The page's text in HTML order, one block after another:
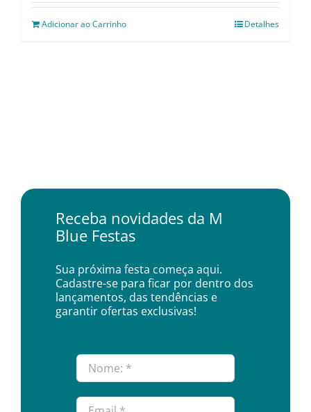
Adicionar ao Carrinho Detalhes
Receba novidades da M
Blue Festas
Sua próxima festa começa aqui.
Cadastre-se para ficar por dentro dos
lançamentos, das tendências e
garantir ofertas exclusivas!